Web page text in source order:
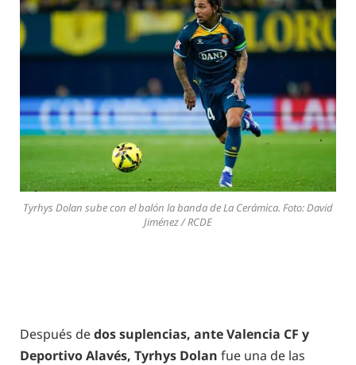
Tyrhys Dolan sube con el balón la banda de La Cerámica. Foto: David
Jiménez / RCDE
Después dedos suplencias, ante Valencia CF y
Deportivo Alavés, Tyrhys Dolan fue una de las